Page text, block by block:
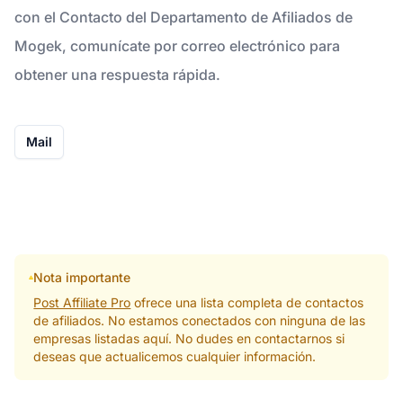
con el Contacto del Departamento de Afiliados de
Mogek, comunícate por correo electrónico para
obtener una respuesta rápida.
Mail
Nota importante
Post Affiliate Pro ofrece una lista completa de contactos
de afiliados. No estamos conectados con ninguna de las
empresas listadas aquí. No dudes en contactarnos si
deseas que actualicemos cualquier información.